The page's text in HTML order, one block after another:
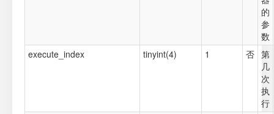
的
参
数
execute_index
tinyint(4) 1 否 第
几
次
执
行